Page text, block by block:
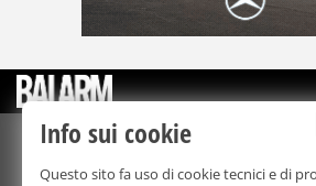
©Copyright 2003-2026
Bmedia Srl- P.IVA
Info sui cookie
Questo sito fa uso di cookie tecnici e di